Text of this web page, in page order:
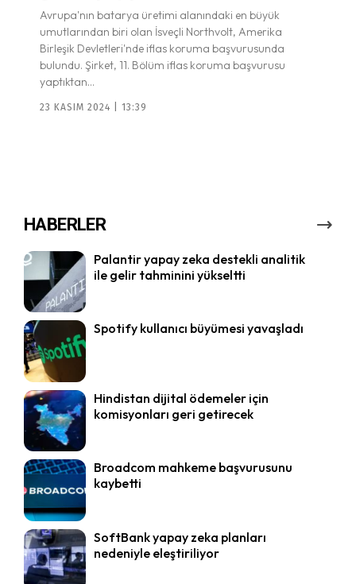
Avrupa'nın batarya üretimi alanındaki en büyük
umutlarından biri olan İsveçli Northvolt, Amerika
Birleşik Devletleri'nde iflas koruma başvurusunda
bulundu. Şirket, 11. Bölüm iflas koruma başvurusu
yaptıktan...
23 KASIM 2024 | 13:39
HABERLER
Palantir yapay zeka destekli analitik
ile gelir tahminini yükseltti
Spotify kullanıcı büyümesi yavaşladı
Hindistan dijital ödemeler için
komisyonları geri getirecek
Broadcom mahkeme başvurusunu
kaybetti
SoftBank yapay zeka planları
nedeniyle eleştiriliyor